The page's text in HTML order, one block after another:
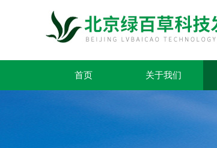
首页 关于我们